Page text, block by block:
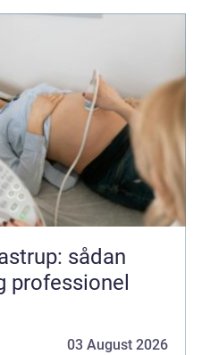
sådan
professionel
03 August 2026